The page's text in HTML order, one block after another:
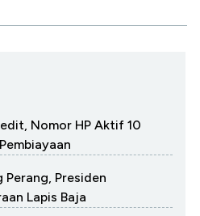
Nomor HP Aktif 10
Perang, Presiden
Lapis Baja